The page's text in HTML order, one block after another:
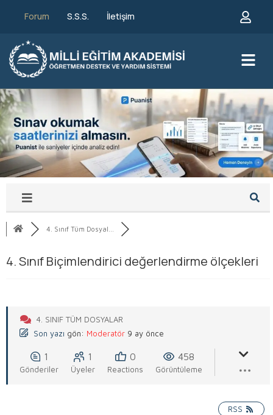
Forum S.S.S. İletişim
4. Sınıf Tüm Dosyal...
4. Sınıf Biçimlendirici değerlendirme ölçekleri
4. SINIF TÜM DOSYALAR
Son yazı gön: Moderatör 9 ay önce
1
Gönderiler
1
Üyeler
0
Reactions
458
Görüntüleme
RSS